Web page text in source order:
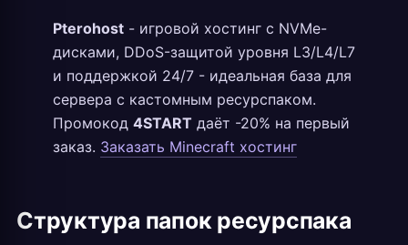
Pterohost - игровой хостинг с NVMe-
дисками, DDoS-защитой уровня L3/L4/L7
и поддержкой 24/7 - идеальная база для
сервера с кастомным ресурспаком.
Промокод 4START даёт -20% на первый
заказ. Заказать Minecraft хостинг
Структура папок ресурспака